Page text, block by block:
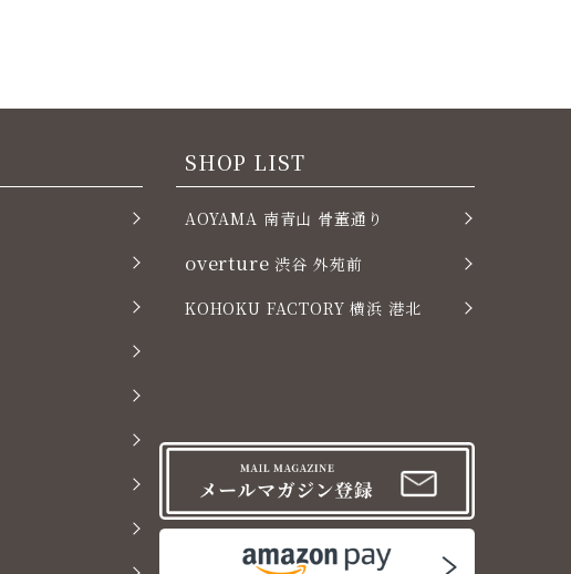
SHOP LIST
AOYAMA 南青山 骨董通り
overture 渋谷 外苑前
KOHOKU FACTORY 横浜 港北